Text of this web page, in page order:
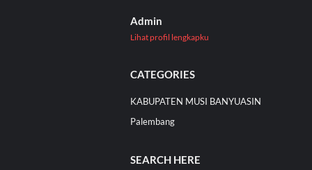
Admin
Lihat profil lengkapku
CATEGORIES
KABUPATEN MUSI BANYUASIN
Palembang
SEARCH HERE